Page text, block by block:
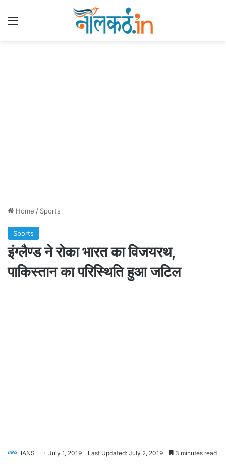
Home / Sports
Sports
इंग्लैण्ड ने रोका भारत का विजयरथ,
पाकिस्तान का परिस्थिति हुआ जटिल
IANS July 1, 2019 Last Updated: July 2, 2019 3 minutes read